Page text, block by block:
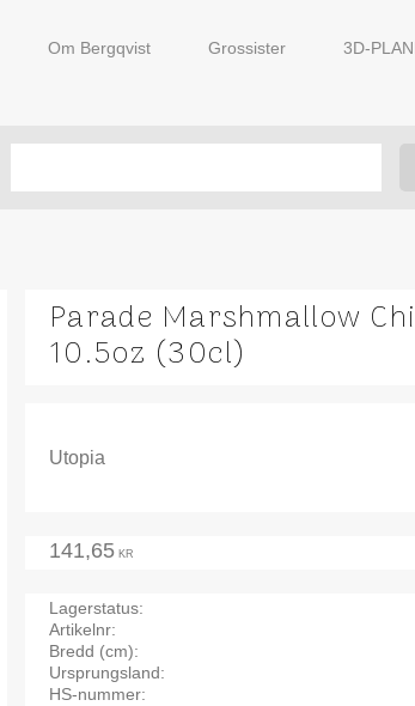
Om Bergqvist Grossister 3D-
Parade Marshmallow
10.5oz (30cl)
Utopia
141,65 KR
Lagerstatus
Artikelnr
Bredd (cm)
Ursprungsland
HS-nummer